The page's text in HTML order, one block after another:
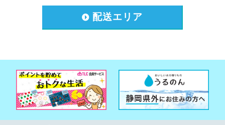
配送エリア